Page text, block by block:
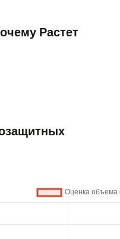
Растет